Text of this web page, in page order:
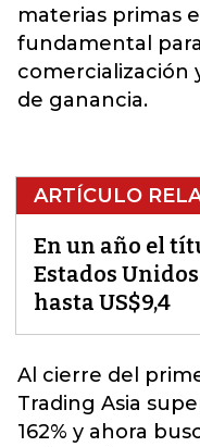
materias primas
fundamental
comercialización
de ganancia.
ARTÍCULO
En un año el
Estados
hasta US$9,4
Al cierre del
Trading Asia
162% y ahora